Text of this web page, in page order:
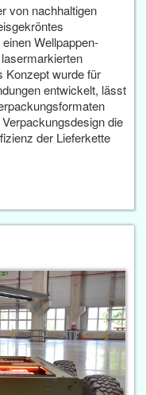
von nachhaltigen
Wellpappen-
Konzept wurde für
entwickelt, lässt
die
der Lieferkette